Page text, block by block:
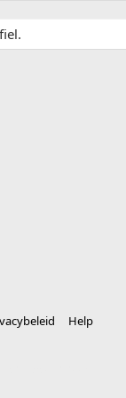
Help